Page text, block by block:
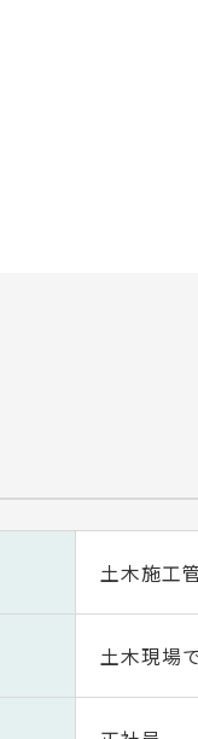
土木施工
土木現場